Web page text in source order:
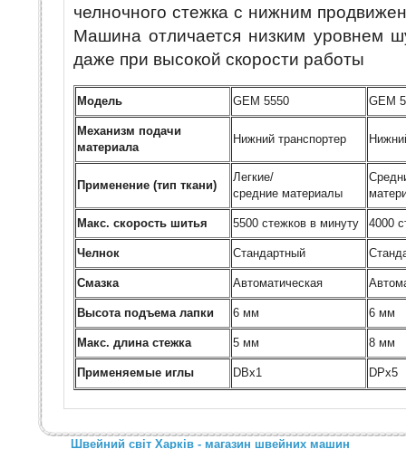
челночного стежка с нижним
Машина отличается низким уровнем
даже при высокой скорости работы
Модель GEM 5550 GEM
Механизм подачи
материала
Нижний транспортер
Применение (тип ткани)
Легкие/
средние материалы
Макс. скорость шитья 5500 стежков в минуту 4000
Челнок Стандартный
Смазка Автоматическая
Высота подъема лапки 6 мм 6 мм
Макс. длина стежка 5 мм 8 мм
Применяемые иглы DBx1 DPx5
Швейний світ Харків - магазин швейних машин